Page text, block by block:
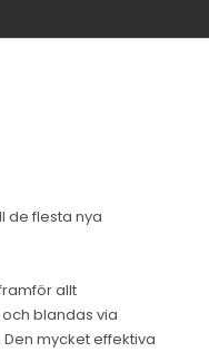
de flesta nya
allt
blandas via
mycket effektiva